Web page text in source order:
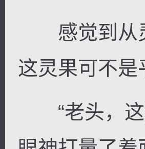
感觉到从灵
这灵果可不
“老头，这